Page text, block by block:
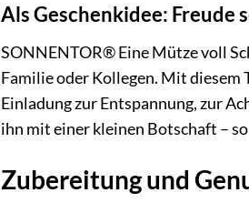
Als Geschenkidee: Freude
SONNENTOR® Eine Mütze voll
Familie oder Kollegen. Mit diesem
Einladung zur Entspannung, zur
ihn mit einer kleinen Botschaft –
Zubereitung und